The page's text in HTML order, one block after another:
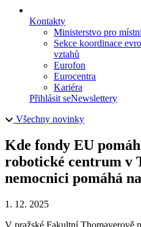
Kontakty
Ministerstvo pro
Sekce koordinace
vztahů
Eurofon
Eurocentra
Kariéra
Přihlásit seNewslettery
Všechny novinky
Kde fondy EU
robotické centrum v
nemocnici pomáhá
1. 12. 2025
V pražské Fakultní Thomayerově